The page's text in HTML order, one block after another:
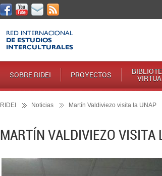
SOBRE RIDEI PROYECTOS
RIDEI Noticias Martín Valdiviezo visita la UNAP
MARTÍN VALDIVIEZO VISITA